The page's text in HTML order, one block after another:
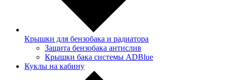
Крышки для бензобака и радиатора
Защита бензобака антислив
Крышки бака системы ADBlue
Куклы на кабину